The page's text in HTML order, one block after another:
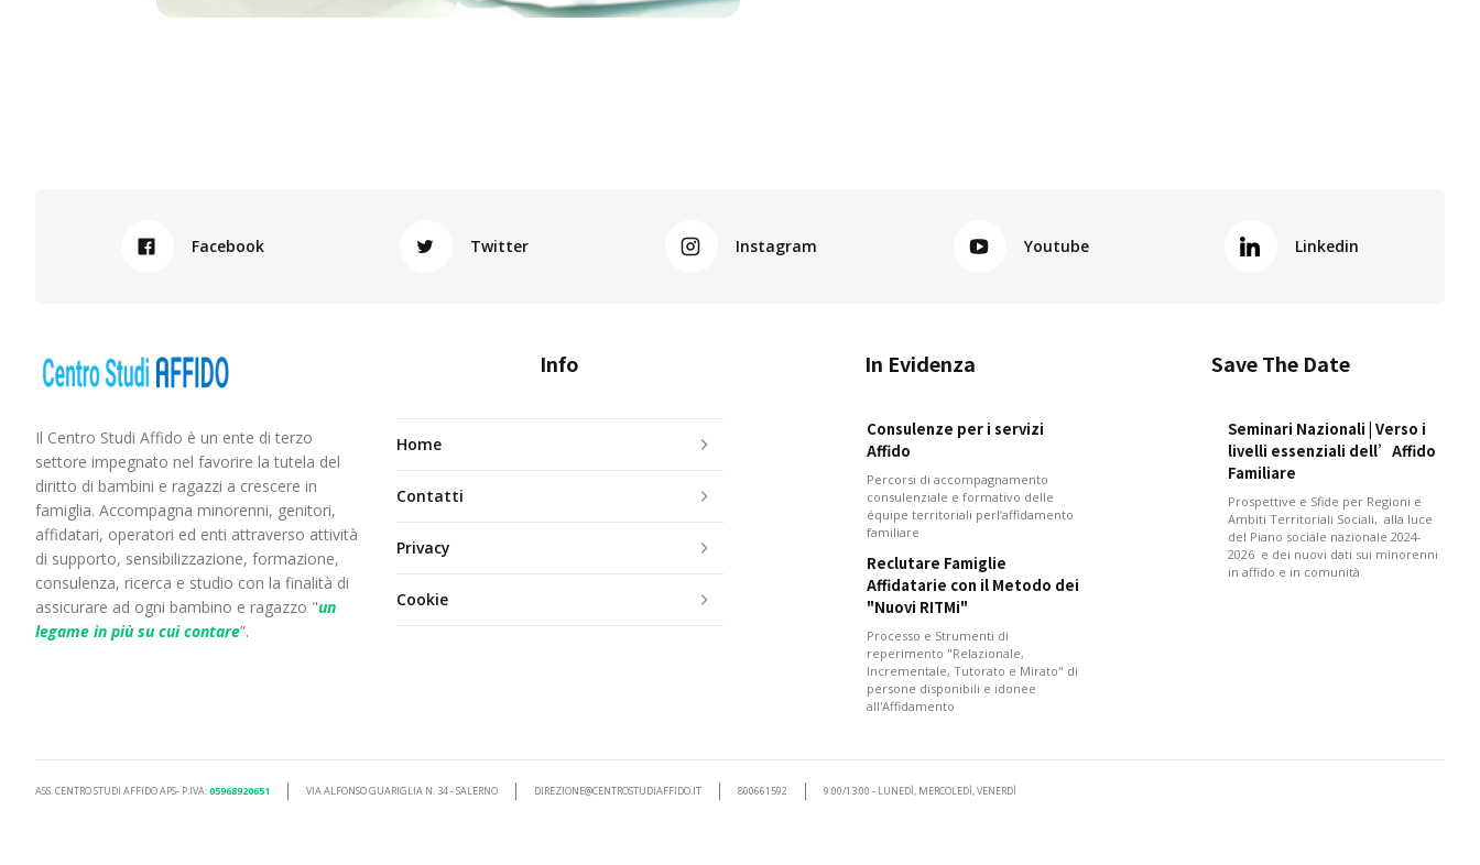
Facebook Twitter Instagram Youtube Linkedin
Il Centro Studi Affido è un ente di terzo
settore impegnato nel favorire la tutela del
diritto di bambini e ragazzi a crescere in
famiglia. Accompagna minorenni, genitori,
affidatari, operatori ed enti attraverso attività
di supporto, sensibilizzazione, formazione,
consulenza, ricerca e studio con la finalità di
assicurare ad ogni bambino e ragazzo "un
legame in più su cui contare”.
Info
Home
Contatti
Privacy
Cookie
In Evidenza
Consulenze per i servizi
Affido
Percorsi di accompagnamento
consulenziale e formativo delle
équipe territoriali perl’affidamento
familiare
Reclutare Famiglie
Affidatarie con il Metodo dei
"Nuovi RITMi"
Processo e Strumenti di
reperimento "Relazionale,
Incrementale, Tutorato e Mirato" di
persone disponibili e idonee
all'Affidamento
Save The Date
Seminari Nazionali | Verso i
livelli essenziali dell’Affido
Familiare
Prospettive e Sfide per Regioni e
Ambiti Territoriali Sociali, alla luce
del Piano sociale nazionale 2024-
2026 e dei nuovi dati sui minorenni
in affido e in comunità
ASS. CENTRO STUDI AFFIDO APS- P.IVA:05968920651 VIA ALFONSO GUARIGLIA N. 34 - SALERNO DIREZIONE@CENTROSTUDIAFFIDO.IT 800661592 9:00/13:00 - LUNEDÌ, MERCOLEDÌ, VENERDÌ